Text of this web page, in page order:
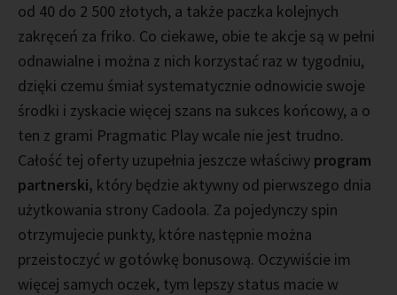
od 40 do 2 500 złotych, a także paczka kolejnych
zakręceń za friko. Co ciekawe, obie te akcje są w pełni
odnawialne i można z nich korzystać raz w tygodniu,
dzięki czemu śmiał systematycznie odnowicie swoje
środki i zyskacie więcej szans na sukces końcowy, a o
ten z grami Pragmatic Play wcale nie jest trudno.
Całość tej oferty uzupełnia jeszcze właściwy program
partnerski, który będzie aktywny od pierwszego dnia
użytkowania strony Cadoola. Za pojedynczy spin
otrzymujecie punkty, które następnie można
przeistoczyć w gotówkę bonusową. Oczywiście im
więcej samych oczek, tym lepszy status macie w